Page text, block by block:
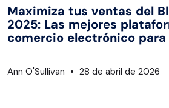
Maximiza tus ventas del
2025: Las mejores
comercio electrónico
Ann O'Sullivan 28 de abril de 2026